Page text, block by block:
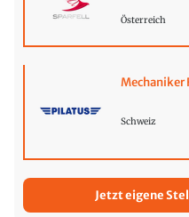
Österreich
Mechaniker
Schweiz
Jetzt eigene